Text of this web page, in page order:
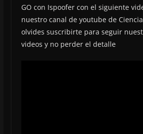
GO con Ispoofer con el siguiente
nuestro canal de youtube de
olvides suscribirte para seguir
videos y no perder el detalle